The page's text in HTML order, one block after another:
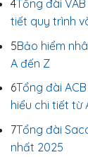
4Tổng đài
tiết quy trình
5Bảo hiểm
A đến Z
6Tổng đài
hiểu chi tiết từ
7Tổng đài
nhất 2025